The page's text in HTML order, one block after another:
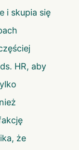
i skupia się
HR, aby
że